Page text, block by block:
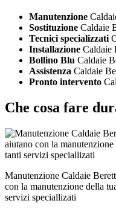
Manutenzione
Sostituzione Caldaie
Tecnici specializzati
Installazione Caldaie
Bollino Blu Caldaie
Assistenza Caldaie
Pronto intervento
Che cosa fare
Manutenzione Caldaie
con la manutenzione della
servizi speciallizati